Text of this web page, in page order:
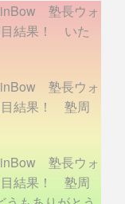
塾長ウォ
結果！ いた
塾長ウォ
結果！ 塾周
塾長ウォ
結果！ 塾周